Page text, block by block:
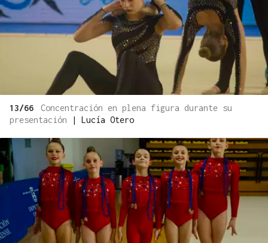
13/66
Concentración en plena figura durante su
presentación
| Lucía Otero